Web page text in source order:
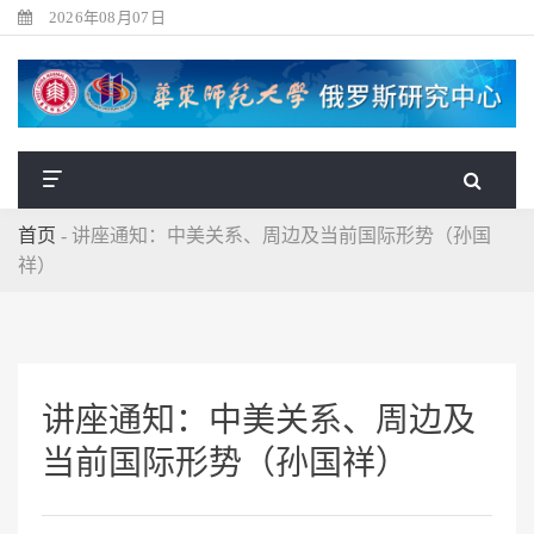
2026年08月07日
首页 - 讲座通知：中美关系、周边及当前国际形势（孙国
祥）
讲座通知：中美关系、周边及
当前国际形势（孙国祥）